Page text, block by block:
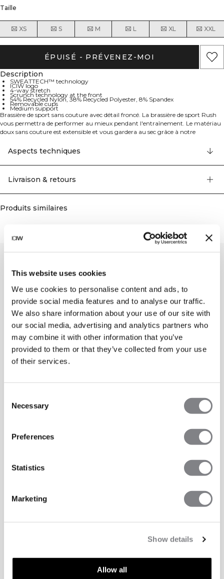
This website uses cookies
We use cookies to personalise content and ads, to
provide social media features and to analyse our traffic.
We also share information about your use of our site with
our social media, advertising and analytics partners who
may combine it with other information that you’ve
provided to them or that they’ve collected from your use
of their services.
Selection
Necessary
Preferences
Statistics
Marketing
Show details
Allow all
Taille
XS S M L XL XXL
ÉPUISÉ - PRÉVENEZ-MOI
Description
SWEATTECH™ technology
ICIW logo
4-way stretch
Scrunch technology at the front
54% Recycled Nylon, 38% Recycled Polyester, 8% Spandex
Removable cups
Medium support
Brassière de sport sans couture avec détail froncé. La brassière de sport Rush
vous permettra de performer au mieux pendant l'entraînement. Le matériau
doux sans couture est extensible et vous gardera au sec grâce à notre
en place pendant de nombreuses activités. Le détail froncé à l'avant, la
manchette côtelée et le tricot offrent une brassière de sport confortable et
flatteuse. La technologie SWEATTECH™, le logo ICIW, l'extensibilité dans 4
soutien moyen en font une compagne d'entraînement parfaite. 54% Nylon
Aspects techniques
Livraison & retours
Produits similaires